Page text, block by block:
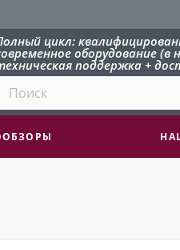
цикл:
оборудование (в
поддержка +